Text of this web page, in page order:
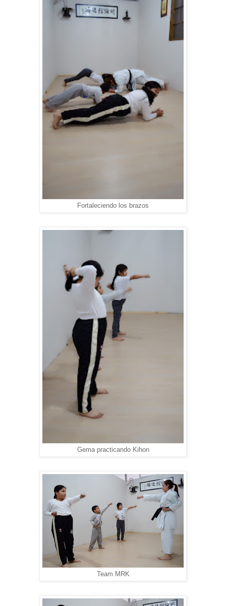
Fortaleciendo los brazos
Gema practicando Kihon
Team MRK